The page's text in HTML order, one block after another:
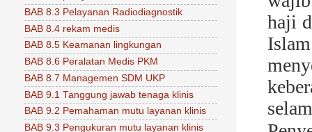
haji
BAB 8.3 Pelayanan Radiodiagnostik
BAB 8.4 rekam medis
BAB 8.5 Keamanan lingkungan
BAB 8.6 Peralatan Medis PKM
BAB 8.7 Managemen SDM UKP
BAB 9.1 Tanggung jawab tenaga klinis
BAB 9.2 Pemahaman mutu layanan klinis
BAB 9.3 Pengukuran mutu layanan klinis